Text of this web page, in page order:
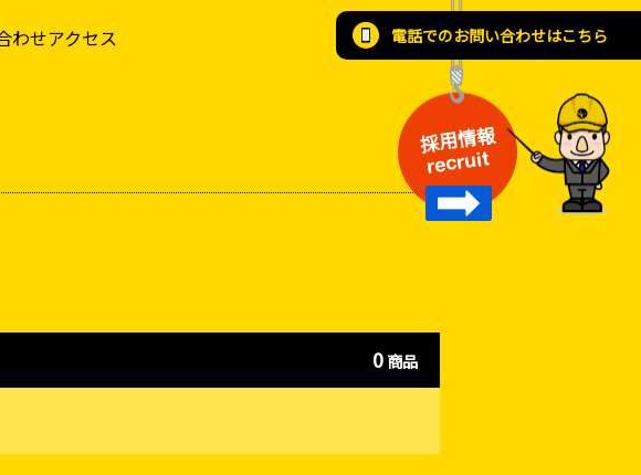
わせアクセス
採用情報
recruit
電話でのお問い合わせはこちら
0商品